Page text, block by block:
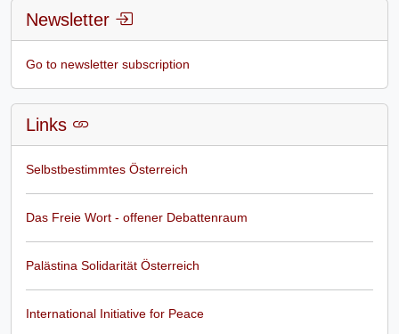
Newsletter
Go to newsletter subscription
Links
Selbstbestimmtes Österreich
Das Freie Wort - offener Debattenraum
Palästina Solidarität Österreich
International Initiative for Peace